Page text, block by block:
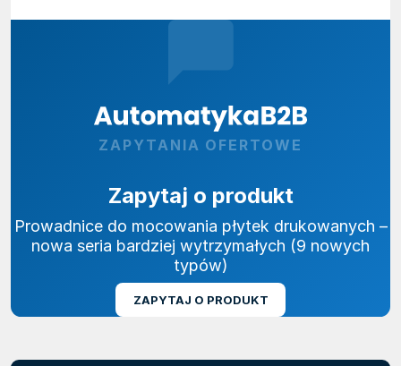
ZAPYTANIA OFERTOWE
Zapytaj o produkt
Prowadnice do mocowania płytek drukowanych –
nowa seria bardziej wytrzymałych (9 nowych
typów)
ZAPYTAJ O PRODUKT